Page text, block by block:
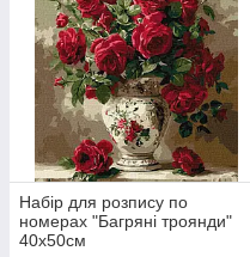
Набір для розпису по
номерах "Багряні троянди"
40х50см